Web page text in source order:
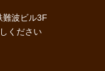
難波ビル3F
ください